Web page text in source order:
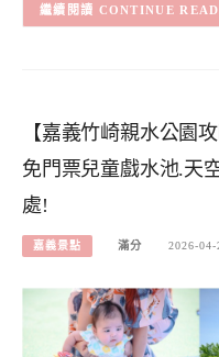
CONTINUE
【嘉義竹崎親水公園
免門票兒童戲水池.天
處!
嘉義景點 滿分 2026-04-